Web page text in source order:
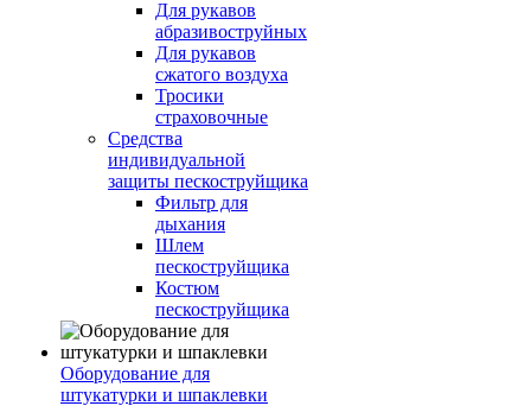
Для рукавов
абразивоструйных
Для рукавов
сжатого воздуха
Тросики
страховочные
Средства
индивидуальной
защиты пескоструйщика
Фильтр для
дыхания
Шлем
пескоструйщика
Костюм
пескоструйщика
Оборудование для
штукатурки и шпаклевки